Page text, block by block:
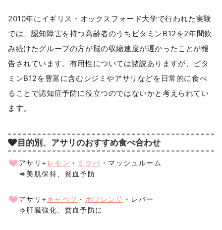
2010年にイギリス・オックスフォード大学で行われた実験
では、認知障害を持つ高齢者のうちビタミンB12を2年間飲
み続けたグループの方が脳の収縮速度が遅かったことが報
告されています。有用性については諸説ありますが、ビタ
ミンB12を豊富に含むシジミやアサリなどを日常的に食べ
ることで認知症予防に役立つのではないかと考えられてい
ます。
目的別、アサリのおすすめ食べ合わせ
アサリ+ レモン ・ ミツバ ・マッシュルーム
⇒美肌保持、貧血予防
アサリ+ キャベツ ・ ホウレン草 ・レバー
⇒肝臓強化、貧血予防に